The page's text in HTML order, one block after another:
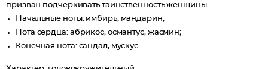
призван подчеркивать таинственность женщины.
Начальные ноты: имбирь, мандарин;
Нота сердца: абрикос, османтус, жасмин;
Конечная нота: сандал, мускус.